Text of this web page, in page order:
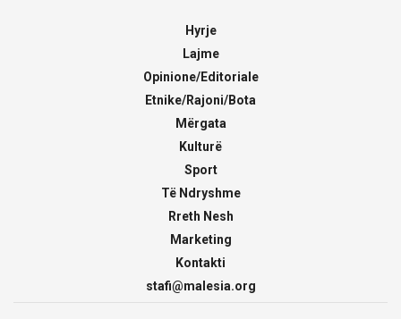
Hyrje
Lajme
Opinione/Editoriale
Etnike/Rajoni/Bota
Mërgata
Kulturë
Sport
Të Ndryshme
Rreth Nesh
Marketing
Kontakti
stafi@malesia.org